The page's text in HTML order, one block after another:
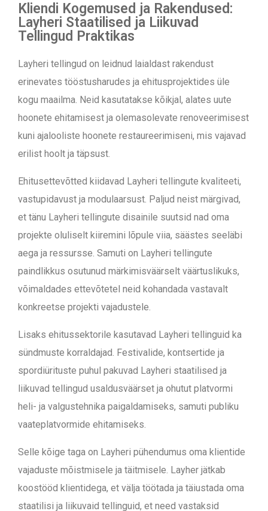
Kliendi Kogemused ja Rakendused:
Layheri Staatilised ja Liikuvad
Tellingud Praktikas
Layheri tellingud on leidnud laialdast rakendust
erinevates tööstusharudes ja ehitusprojektides üle
kogu maailma. Neid kasutatakse kõikjal, alates uute
hoonete ehitamisest ja olemasolevate renoveerimisest
kuni ajalooliste hoonete restaureerimiseni, mis vajavad
erilist hoolt ja täpsust.
Ehitusettevõtted kiidavad Layheri tellingute kvaliteeti,
vastupidavust ja modulaarsust. Paljud neist märgivad,
et tänu Layheri tellingute disainile suutsid nad oma
projekte oluliselt kiiremini lõpule viia, säästes seeläbi
aega ja ressursse. Samuti on Layheri tellingute
paindlikkus osutunud märkimisväärselt väärtuslikuks,
võimaldades ettevõtetel neid kohandada vastavalt
konkreetse projekti vajadustele.
Lisaks ehitussektorile kasutavad Layheri tellinguid ka
sündmuste korraldajad. Festivalide, kontsertide ja
spordiürituste puhul pakuvad Layheri staatilised ja
liikuvad tellingud usaldusväärset ja ohutut platvormi
heli- ja valgustehnika paigaldamiseks, samuti publiku
vaateplatvormide ehitamiseks.
Selle kõige taga on Layheri pühendumus oma klientide
vajaduste mõistmisele ja täitmisele. Layher jätkab
koostööd klientidega, et välja töötada ja täiustada oma
staatilisi ja liikuvaid tellinguid, et need vastaksid